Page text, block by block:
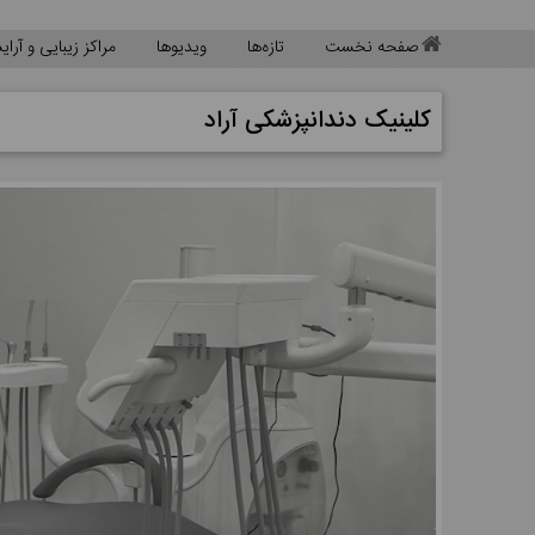
صفحه نخست تازه‌ها ویدیوها مراکز زیبایی و
کلینیک دندانپزشکی آراد